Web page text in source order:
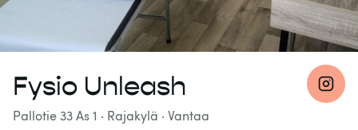
Fysio Unleash
Pallotie 33 As 1 · Rajakylä · Vantaa